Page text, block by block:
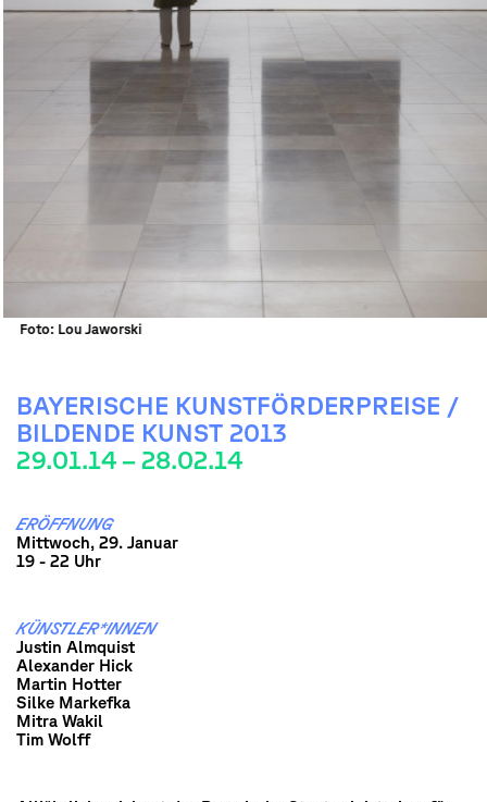
Foto: Lou Jaworski
BAYERISCHE KUNSTFÖRDERPREISE /
BILDENDE KUNST 2013
29.01.14 – 28.02.14
ERÖFFNUNG
Mittwoch, 29. Januar
19 - 22 Uhr
KÜNSTLER*INNEN
Justin Almquist
Alexander Hick
Martin Hotter
Silke Markefka
Mitra Wakil
Tim Wolff